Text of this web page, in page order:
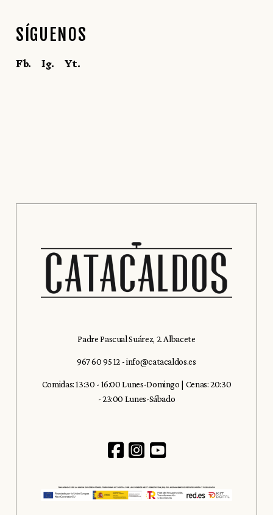
SÍGUENOS
Fb. Ig. Yt.
Padre Pascual Suárez, 2. Albacete
967 60 95 12 -info@catacaldos.es
Comidas: 13:30 - 16:00 Lunes-Domingo | Cenas: 20:30
- 23:00 Lunes-Sábado